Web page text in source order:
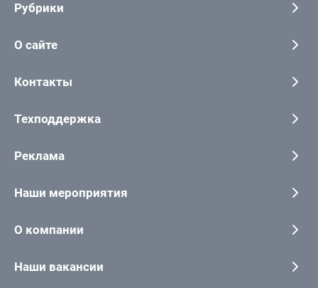
Рубрики
О сайте
Контакты
Техподдержка
Реклама
Наши мероприятия
О компании
Наши вакансии